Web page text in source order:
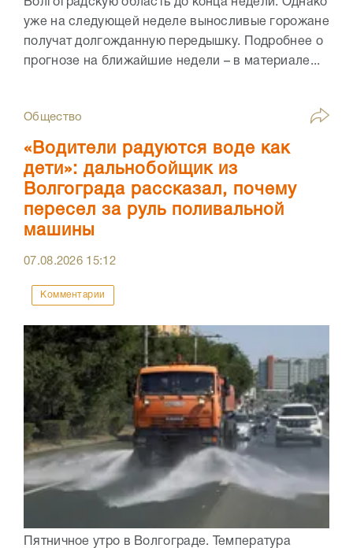
уже на следующей неделе выносливые горожане
получат долгожданную передышку. Подробнее о
прогнозе на ближайшие недели – в материале...
Общество
«Водители радуются воде как
дети»: дальнобойщик из
Волгограда рассказал, почему
пересел за руль поливальной
машины
07.08.2026 15:12
Комментарии
Пятничное утро в Волгограде. Температура